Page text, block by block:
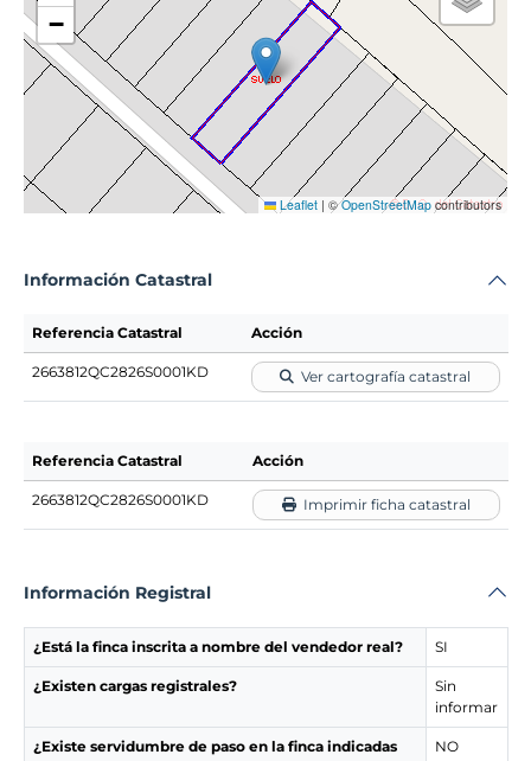
−
Leaflet | ©OpenStreetMap contributors
Información Catastral
Referencia Catastral Acción
2663812QC2826S0001KD Ver cartografía catastral
Referencia Catastral Acción
2663812QC2826S0001KD Imprimir ficha catastral
Información Registral
¿Está la finca inscrita a nombre del vendedor real? SI
¿Existen cargas registrales?
Sin
informar
¿Existe servidumbre de paso en la finca indicadas
NO